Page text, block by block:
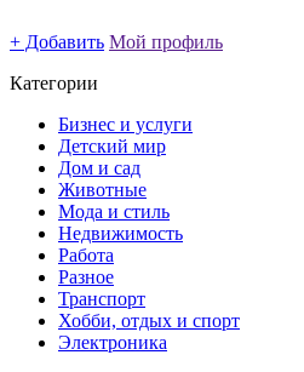
+ Добавить Мой профиль
Категории
Бизнес и услуги
Детский мир
Дом и сад
Животные
Мода и стиль
Недвижимость
Работа
Разное
Транспорт
Хобби, отдых и спорт
Электроника